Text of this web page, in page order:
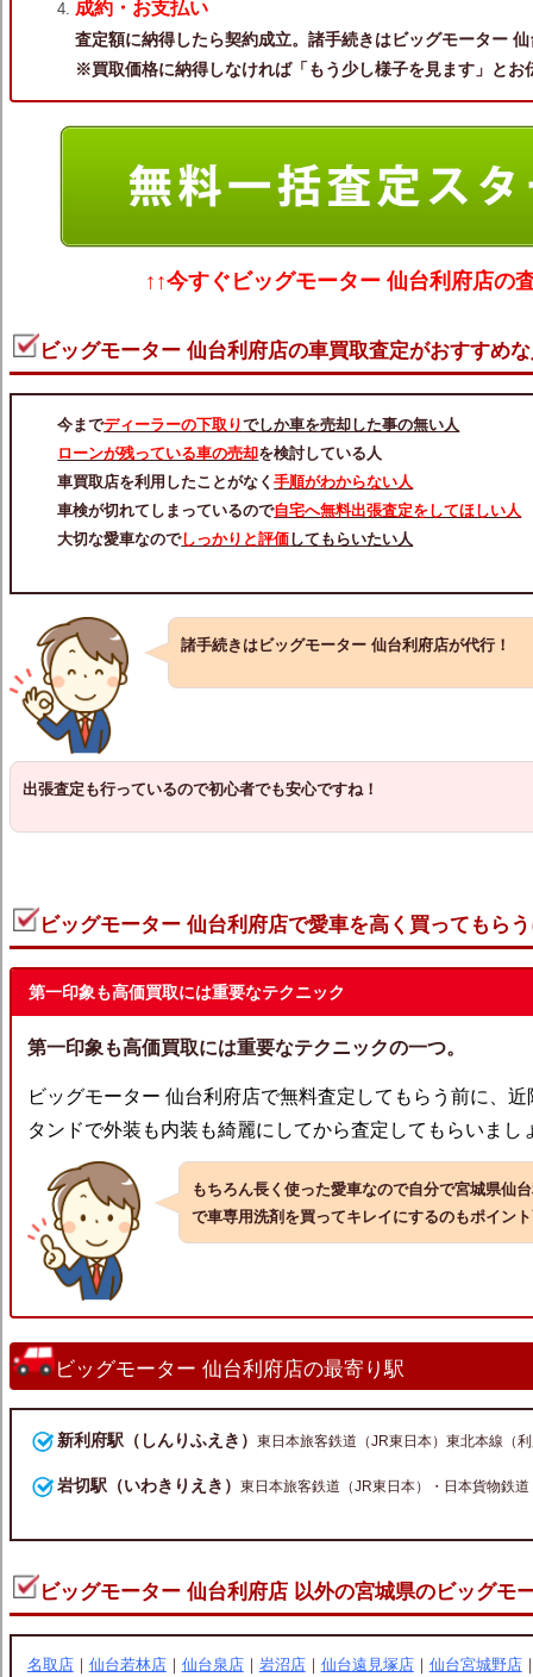
成約・お支払い
査定額に納得したら契約成立。諸手続きはビッグモーター
※買取価格に納得しなければ「もう少し様子を見ます」とお
↑↑今すぐ ビッグモーター 仙台利府店の
ビッグモーター 仙台利府店の車買取査定がおすすめ
今までディーラーの下取りでしか車を売却した事の無い人
ローンが残っている車の売却を検討している人
車買取店を利用したことがなく手順がわからない人
車検が切れてしまっているので自宅へ無料出張査定をしてほしい人
大切な愛車なのでしっかりと評価してもらいたい人
諸手続きはビッグモーター 仙台利府店が代行！
出張査定も行っているので初心者でも安心ですね！
ビッグモーター 仙台利府店で愛車を高く買ってもら
第一印象も高価買取には重要なテクニック
第一印象も高価買取には重要なテクニックの一つ。
ビッグモーター 仙台利府店で無料査定してもらう前に、
タンドで外装も内装も綺麗にしてから査定してもらいまし
もちろん長く使った愛車なので自分で宮城県仙
で車専用洗剤を買ってキレイにするのもポイン
ビッグモーター 仙台利府店の最寄り駅
新利府駅（しんりふえき） 東日本旅客鉄道（JR東日本）東北本線（
岩切駅（いわきりえき） 東日本旅客鉄道（JR東日本）・日本貨物鉄
ビッグモーター 仙台利府店 以外の宮城県のビッグモ
名取店｜ 仙台若林店｜ 仙台泉店｜ 岩沼店｜ 仙台遠見塚店｜ 仙台宮城野店